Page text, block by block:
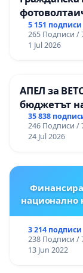
Радомир
5 151 подписи
265 Подписи /
1 Jul 2026
АПЕЛ за
бюджетът
правата ни
35 838
246 Подписи /
24 Jul 2026
национално
3 214 подписи
238 Подписи /
13 Jun 2022